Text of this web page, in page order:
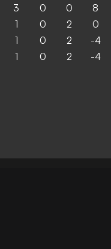
3 0 0 8
1 0 2 0
1 0 2 -4
1 0 2 -4